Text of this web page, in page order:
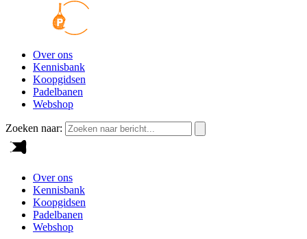
Over ons
Kennisbank
Koopgidsen
Padelbanen
Webshop
Zoeken naar:
Over ons
Kennisbank
Koopgidsen
Padelbanen
Webshop